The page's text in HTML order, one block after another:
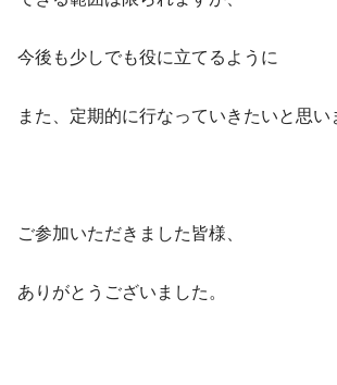
今後も少しでも役に立てるように
また、定期的に行なっていきたいと思い
ご参加いただきました皆様、
ありがとうございました。